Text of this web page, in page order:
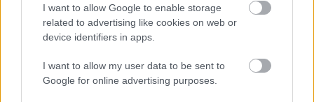
I want to allow Google to enable storage
related to advertising like cookies on web or
device identifiers in apps.
I want to allow my user data to be sent to
Google for online advertising purposes.